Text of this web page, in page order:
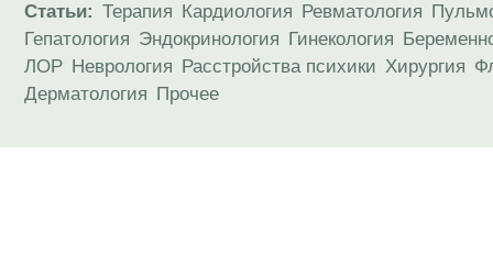
Статьи: Терапия Кардиология Ревматология
Гепатология Эндокринология Гинекология
ЛОР Неврология Расстройства психики Хирургия
Дерматология Прочее